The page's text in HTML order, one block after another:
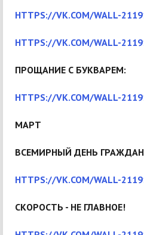
HTTPS://VK.COM/WALL-
HTTPS://VK.COM/WALL-
ПРОЩАНИЕ С БУКВАРЕМ:
HTTPS://VK.COM/WALL-
МАРТ
ВСЕМИРНЫЙ ДЕНЬ
HTTPS://VK.COM/WALL-
СКОРОСТЬ - НЕ ГЛАВНОЕ!